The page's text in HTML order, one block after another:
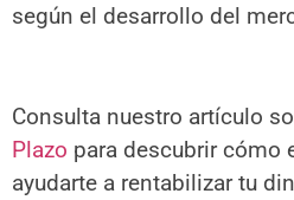
según el desarrollo del
Consulta nuestro artículo
Plazo para descubrir cómo
ayudarte a rentabilizar tu